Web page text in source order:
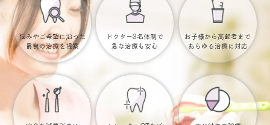
悩みやご希望に沿った
最良の治療を提案
ドクター3名体制で
急な治療も安心
お子様から高齢者まで
あらゆる治療に対応